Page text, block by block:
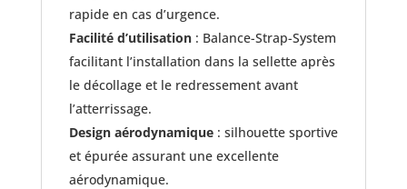
rapide en cas d’urgence.
Facilité d’utilisation: Balance-Strap-System
facilitant l’installation dans la sellette après
le décollage et le redressement avant
l’atterrissage.
Design aérodynamique: silhouette sportive
et épurée assurant une excellente
aérodynamique.​